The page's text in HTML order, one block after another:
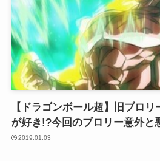
【ドラゴンボール超】旧ブロ
が好き!?今回のブロリー意外と
2019.01.03